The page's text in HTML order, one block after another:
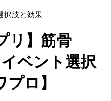
択肢と効果
リ】筋骨
ベント選択
ロ】